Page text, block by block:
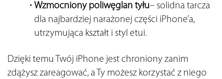
Wzmocniony poliwęglan tyłu– solidna tarcza
dla najbardziej narażonej części iPhone’a,
utrzymująca kształt i styl etui.
Dzięki temu Twój iPhone jest chroniony zanim
zdążysz zareagować, a Ty możesz korzystać z niego